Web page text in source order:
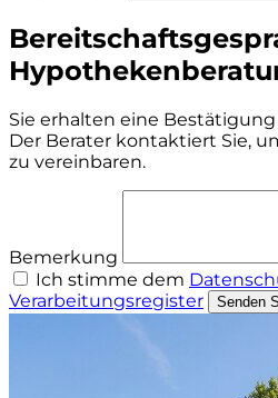
Sie erhalten eine
Der Berater kontaktiert Sie,
zu vereinbaren.
Bemerkung
Ich stimme dem
Verarbeitungsregister
Senden